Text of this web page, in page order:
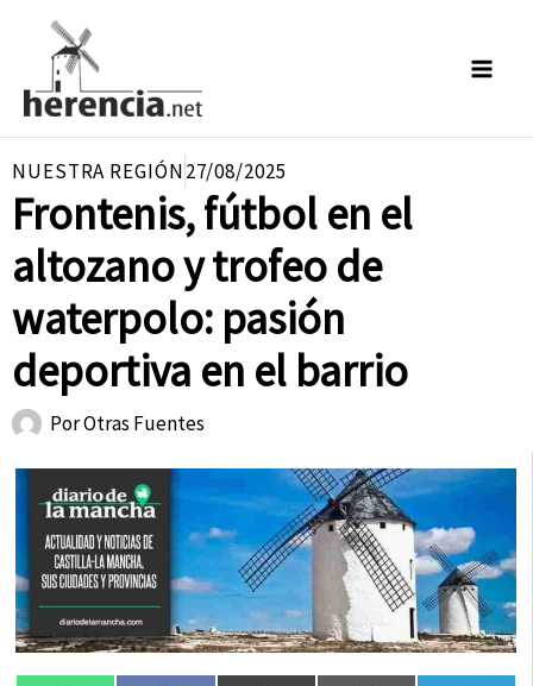
contenido
NUESTRA REGIÓN27/08/2025
Frontenis, fútbol en el
altozano y trofeo de
waterpolo: pasión
deportiva en el barrio
PorOtras Fuentes